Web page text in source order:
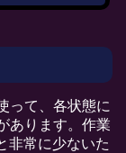
って、各状態に
あります。作業
非常に少ないた